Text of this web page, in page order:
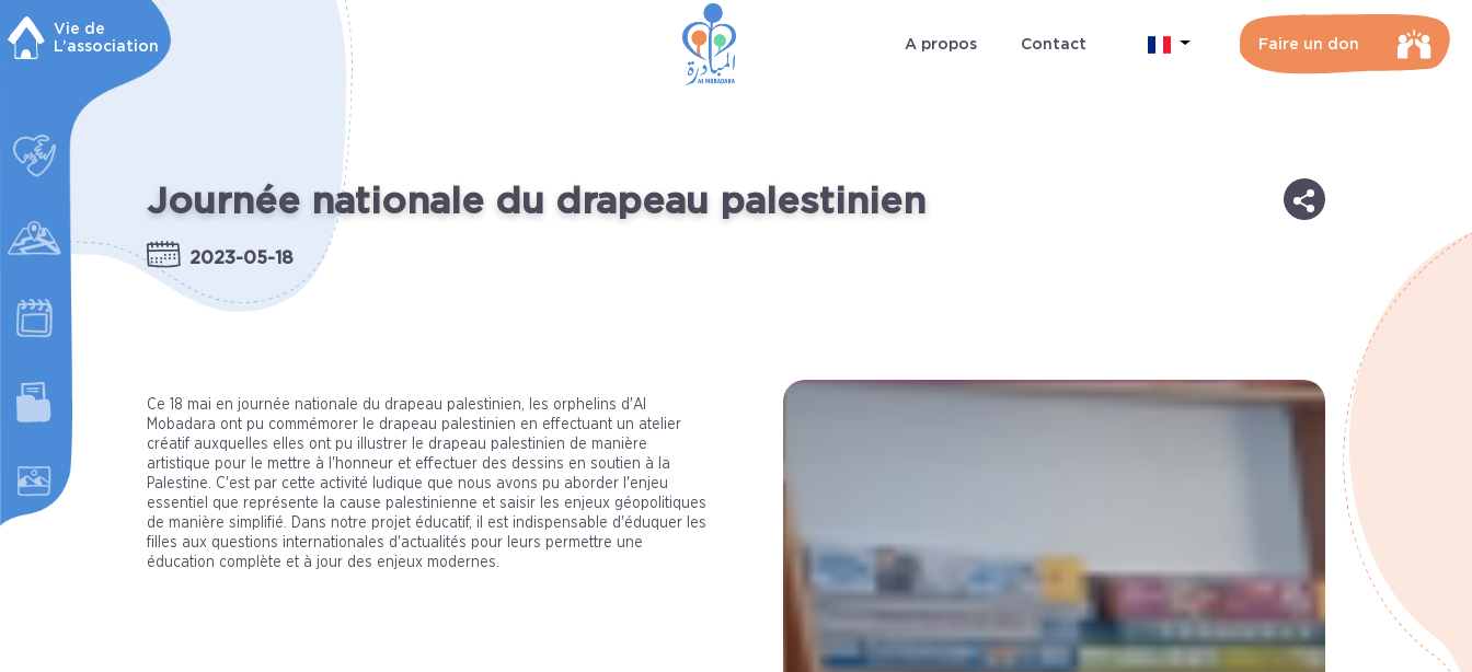
Vie de
L’association
A propos Contact Faire un don
Journée nationale du drapeau palestinien
2023-05-18
Ce 18 mai en journée nationale du drapeau palestinien, les orphelins d'Al
Mobadara ont pu commémorer le drapeau palestinien en effectuant un atelier
créatif auxquelles elles ont pu illustrer le drapeau palestinien de manière
artistique pour le mettre à l'honneur et effectuer des dessins en soutien à la
Palestine. C'est par cette activité ludique que nous avons pu aborder l'enjeu
essentiel que représente la cause palestinienne et saisir les enjeux géopolitiques
de manière simplifié. Dans notre projet éducatif, il est indispensable d'éduquer les
filles aux questions internationales d'actualités pour leurs permettre une
éducation complète et à jour des enjeux modernes.